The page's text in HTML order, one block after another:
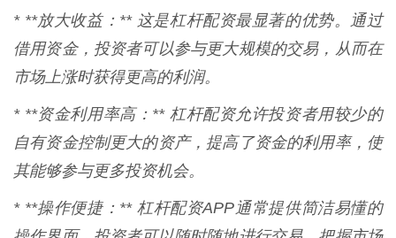
* **放大收益：** 这是杠杆配资最显著的优势。通过
借用资金，投资者可以参与更大规模的交易，从而在
市场上涨时获得更高的利润。
* **资金利用率高：** 杠杆配资允许投资者用较少的
自有资金控制更大的资产，提高了资金的利用率，使
其能够参与更多投资机会。
* **操作便捷：** 杠杆配资APP通常提供简洁易懂的